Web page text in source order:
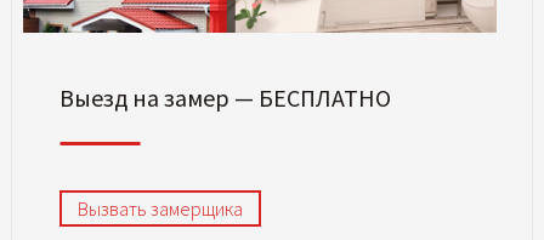
Выезд на замер — БЕСПЛАТНО
Вызвать замерщика